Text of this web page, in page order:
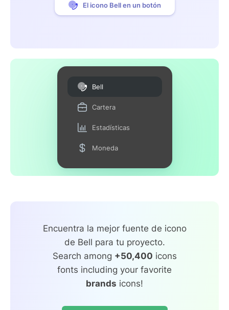
El icono Bell en un botón
Bell
Cartera
Estadísticas
Moneda
Encuentra la mejor fuente de icono
de Bell para tu proyecto.
Search among +50,400 icons
fonts including your favorite
brands icons!